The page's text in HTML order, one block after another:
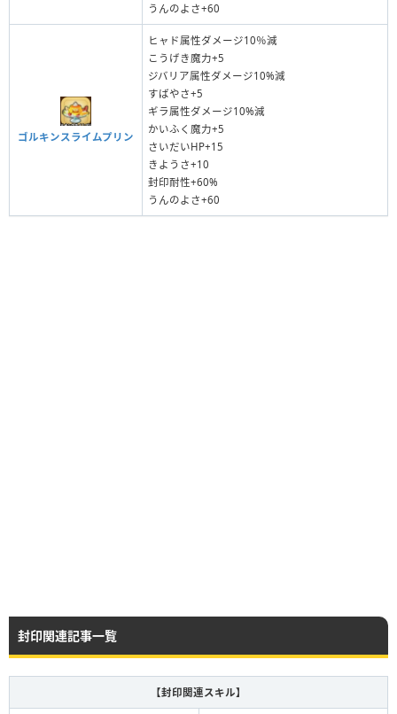
うんのよさ+60
ゴルキンスライムプリン
ヒャド属性ダメージ10％減
こうげき魔力+5
ジバリア属性ダメージ10%減
すばやさ+5
ギラ属性ダメージ10%減
かいふく魔力+5
さいだいHP+15
きようさ+10
封印耐性+60%
うんのよさ+60
封印関連記事一覧
【封印関連スキル】